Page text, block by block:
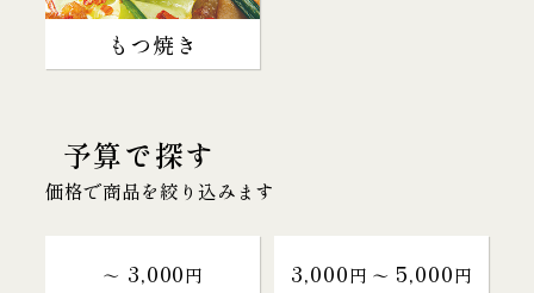
もつ焼き
予算で探す
価格で商品を絞り込みます
～ 3,000円 3,000円 〜 5,000円